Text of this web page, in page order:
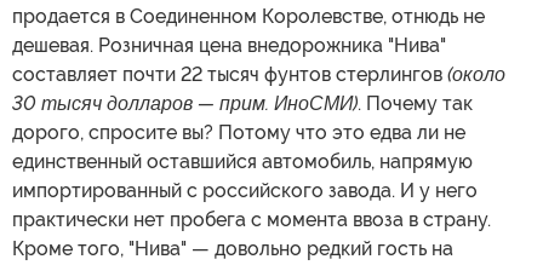
продается в Соединенном Королевстве, отнюдь не
дешевая. Розничная цена внедорожника "Нива"
составляет почти 22 тысяч фунтов стерлингов (около
30 тысяч долларов — прим. ИноСМИ). Почему так
дорого, спросите вы? Потому что это едва ли не
единственный оставшийся автомобиль, напрямую
импортированный с российского завода. И у него
практически нет пробега с момента ввоза в страну.
Кроме того, "Нива" — довольно редкий гость на